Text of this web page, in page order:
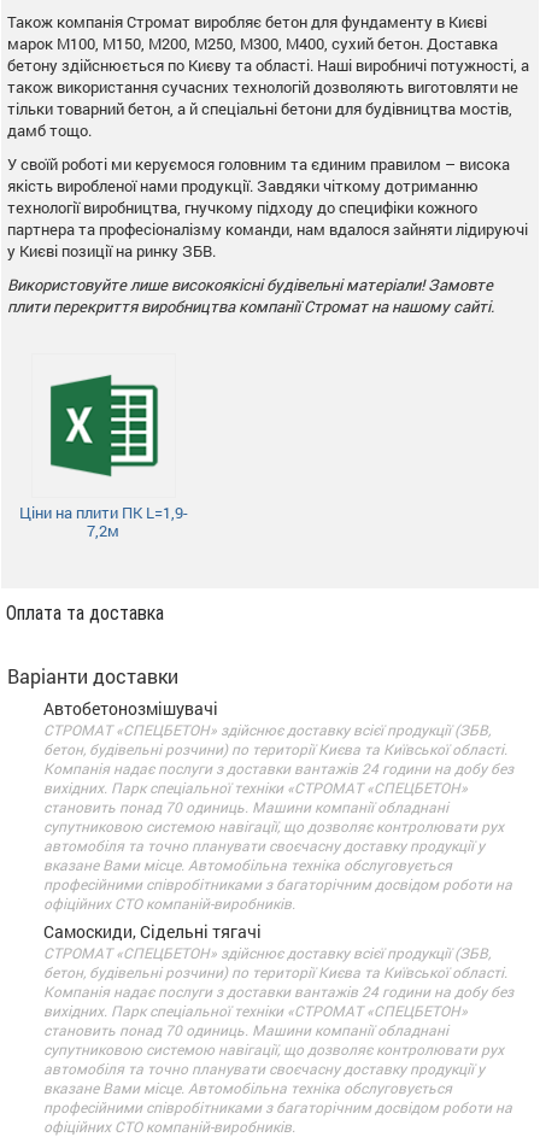
Також компанія Стромат виробляє бетон для фундаменту в Києві
марок М100, М150, М200, М250, М300, М400, сухий бетон. Доставка
бетону здійснюється по Києву та області. Наші виробничі потужності, а
також використання сучасних технологій дозволяють виготовляти не
тільки товарний бетон, а й спеціальні бетони для будівництва мостів,
дамб тощо.
У своїй роботі ми керуємося головним та єдиним правилом – висока
якість виробленої нами продукції. Завдяки чіткому дотриманню
технології виробництва, гнучкому підходу до специфіки кожного
партнера та професіоналізму команди, нам вдалося зайняти лідируючі
у Києві позиції на ринку ЗБВ.
Використовуйте лише високоякісні будівельні матеріали! Замовте
плити перекриття виробництва компанії Стромат на нашому сайті.
Ціни на плити ПК L=1,9-
7,2м
Оплата та доставка
Варіанти доставки
Автобетонозмішувачі
СТРОМАТ «СПЕЦБЕТОН» здійснює доставку всієї продукції (ЗБВ,
бетон, будівельні розчини) по території Києва та Київської області.
Компанія надає послуги з доставки вантажів 24 години на добу без
вихідних. Парк спеціальної техніки «СТРОМАТ «СПЕЦБЕТОН»
становить понад 70 одиниць. Машини компанії обладнані
супутниковою системою навігації, що дозволяє контролювати рух
автомобіля та точно планувати своєчасну доставку продукції у
вказане Вами місце. Автомобільна техніка обслуговується
професійними співробітниками з багаторічним досвідом роботи на
офіційних СТО компаній-виробників.
Самоскиди, Сідельні тягачі
СТРОМАТ «СПЕЦБЕТОН» здійснює доставку всієї продукції (ЗБВ,
бетон, будівельні розчини) по території Києва та Київської області.
Компанія надає послуги з доставки вантажів 24 години на добу без
вихідних. Парк спеціальної техніки «СТРОМАТ «СПЕЦБЕТОН»
становить понад 70 одиниць. Машини компанії обладнані
супутниковою системою навігації, що дозволяє контролювати рух
автомобіля та точно планувати своєчасну доставку продукції у
вказане Вами місце. Автомобільна техніка обслуговується
професійними співробітниками з багаторічним досвідом роботи на
офіційних СТО компаній-виробників.